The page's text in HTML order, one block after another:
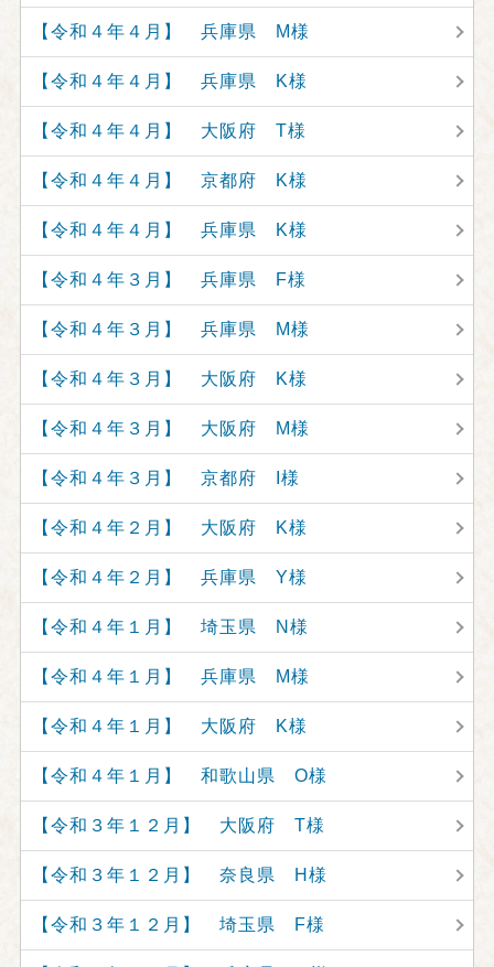
【令和４年４月】 兵庫県 M様
【令和４年４月】 兵庫県 K様
【令和４年４月】 大阪府 T様
【令和４年４月】 京都府 K様
【令和４年４月】 兵庫県 K様
【令和４年３月】 兵庫県 F様
【令和４年３月】 兵庫県 M様
【令和４年３月】 大阪府 K様
【令和４年３月】 大阪府 M様
【令和４年３月】 京都府 I様
【令和４年２月】 大阪府 K様
【令和４年２月】 兵庫県 Y様
【令和４年１月】 埼玉県 N様
【令和４年１月】 兵庫県 M様
【令和４年１月】 大阪府 K様
【令和４年１月】 和歌山県 O様
【令和３年１２月】 大阪府 T様
【令和３年１２月】 奈良県 H様
【令和３年１２月】 埼玉県 F様